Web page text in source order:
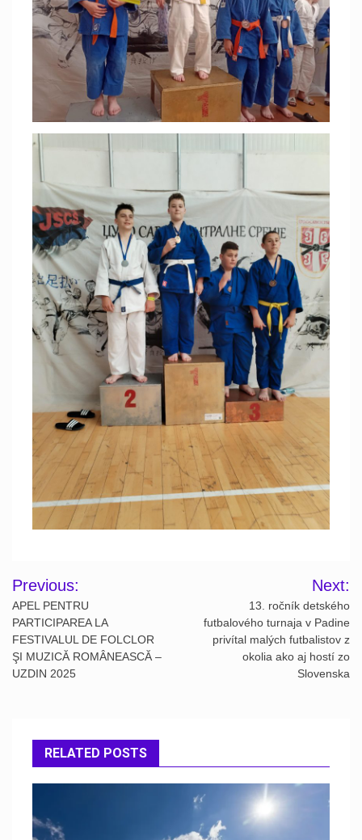
Post
navigation
Previous:
APEL PENTRU
PARTICIPAREA LA
FESTIVALUL DE FOLCLOR
ŞI MUZICĂ ROMÂNEASCĂ –
UZDIN 2025
Next:
13. ročník detského
futbalového turnaja v Padine
privítal malých futbalistov z
okolia ako aj hostí zo
Slovenska
RELATED POSTS